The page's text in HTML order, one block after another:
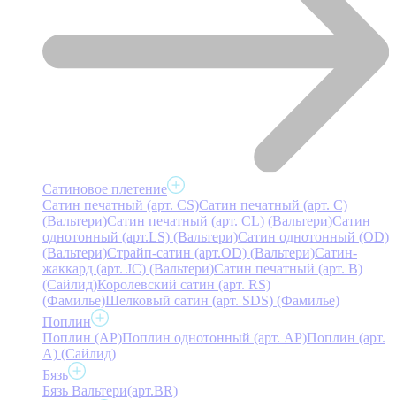
Сатиновое плетение
Сатин печатный (арт. СS)Сатин печатный (арт. С)
(Вальтери)Сатин печатный (арт. СL) (Вальтери)Сатин
однотонный (арт.LS) (Вальтери)Сатин однотонный (OD)
(Вальтери)Страйп-сатин (арт.OD) (Вальтери)Сатин-
жаккард (арт. JC) (Вальтери)Сатин печатный (арт. В)
(Сайлид)Королевский сатин (арт. RS)
(Фамилье)Шелковый сатин (арт. SDS) (Фамилье)
Поплин
Поплин (AP)Поплин однотонный (арт. AP)Поплин (арт.
А) (Сайлид)
Бязь
Бязь Вальтери(арт.BR)